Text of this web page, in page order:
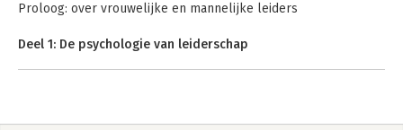
Proloog: over vrouwelijke en mannelijke leiders
Deel 1: De psychologie van leiderschap